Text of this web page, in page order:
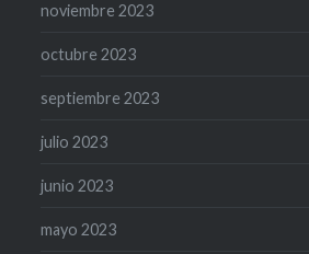
noviembre 2023
octubre 2023
septiembre 2023
julio 2023
junio 2023
mayo 2023